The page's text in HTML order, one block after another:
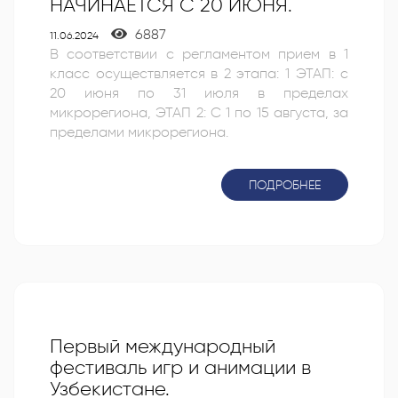
НАЧИНАЕТСЯ С 20 ИЮНЯ.
11.06.2024
6887
В соответствии с регламентом прием в 1
класс осуществляется в 2 этапа: 1 ЭТАП: с
20 июня по 31 июля в пределах
микрорегиона, ЭТАП 2: С 1 по 15 августа, за
пределами микрорегиона.
ПОДРОБНЕЕ
Первый международный
фестиваль игр и анимации в
Узбекистане.